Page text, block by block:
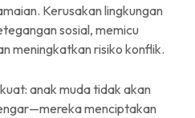
Kerusakan lingkungan
sosial, memicu
meningkatkan risiko konflik.
anak muda tidak akan
menciptakan